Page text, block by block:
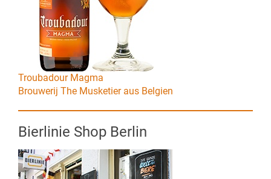
Troubadour Magma
Brouwerij The Musketier aus Belgien
Bierlinie Shop Berlin